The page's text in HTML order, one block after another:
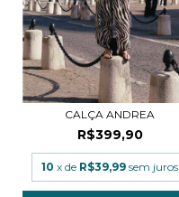
CALÇA ANDREA
R$399,90
10 x de R$39,99 sem juros